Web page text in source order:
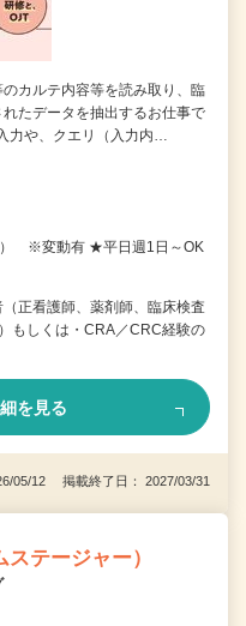
カルテ内容等を読み取り、臨
たデータを抽出するお仕事で
力や、クエリ（入力内…
） ※変動有 ★平日週1日～OK
（正看護師、薬剤師、臨床検査
もしくは・CRA／CRC経験の
を見る
05/12 掲載終了日： 2027/03/31
テージャー）